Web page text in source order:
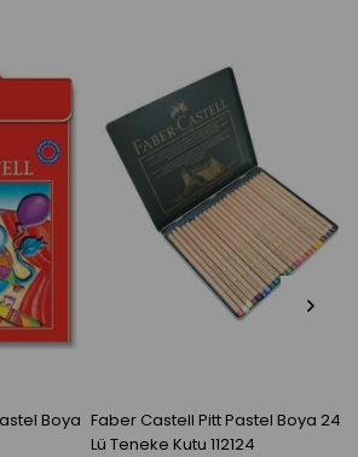
Boya Faber Castell Pitt Pastel Boya 24
Lü Teneke Kutu 112124